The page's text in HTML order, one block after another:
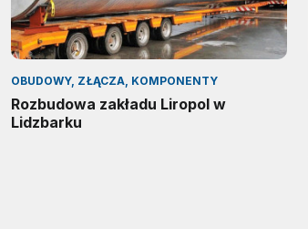
OBUDOWY, ZŁĄCZA, KOMPONENTY
Rozbudowa zakładu Liropol w
Lidzbarku